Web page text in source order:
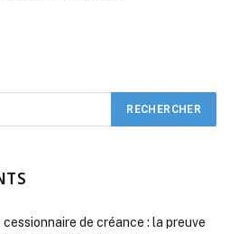
de créance : la preuve